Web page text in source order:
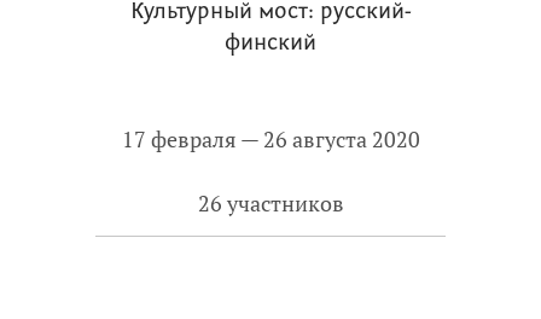
Культурный мост: русский-
финский
17 февраля — 26 августа 2020
26 участников